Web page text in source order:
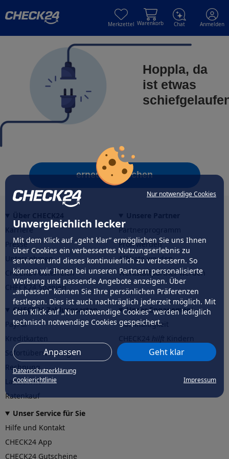
Nur notwendige Cookies
Unvergleichlich lecker
Mit dem Klick auf „geht klar” ermöglichen Sie uns Ihnen
über Cookies ein verbessertes Nutzungserlebnis zu
servieren und dieses kontinuierlich zu verbessern. So
können wir Ihnen bei unseren Partnern personalisierte
Werbung und passende Angebote anzeigen. Über
„anpassen” können Sie Ihre persönlichen Präferenzen
festlegen. Dies ist auch nachträglich jederzeit möglich. Mit
dem Klick auf „Nur notwendige Cookies” werden lediglich
technisch notwendige Cookies gespeichert.
Anpassen Geht klar
Datenschutzerklärung
Cookierichtlinie
Impressum
Merkzettel Warenkorb Chat Anmelden
Hoppla, da
ist etwas
erneut versuchen
Karriere
Presse
Unternehmen
CHECK24 Österreich
CHECK24 Spanien
Partnerprogramm
Profi werden
Affiliate werden
Werkstattpartner werden
CHECK24 Zahlungsarten
PayPal
Sofortüberweisung
Rechnung
Lastschrift
Ratenkauf
Unser Engagement
Nachhaltigkeit
CHECK24hilftder Natur
Unser Service für Sie
Hilfe und Kontakt
CHECK24 App
CHECK24 Gutscheine